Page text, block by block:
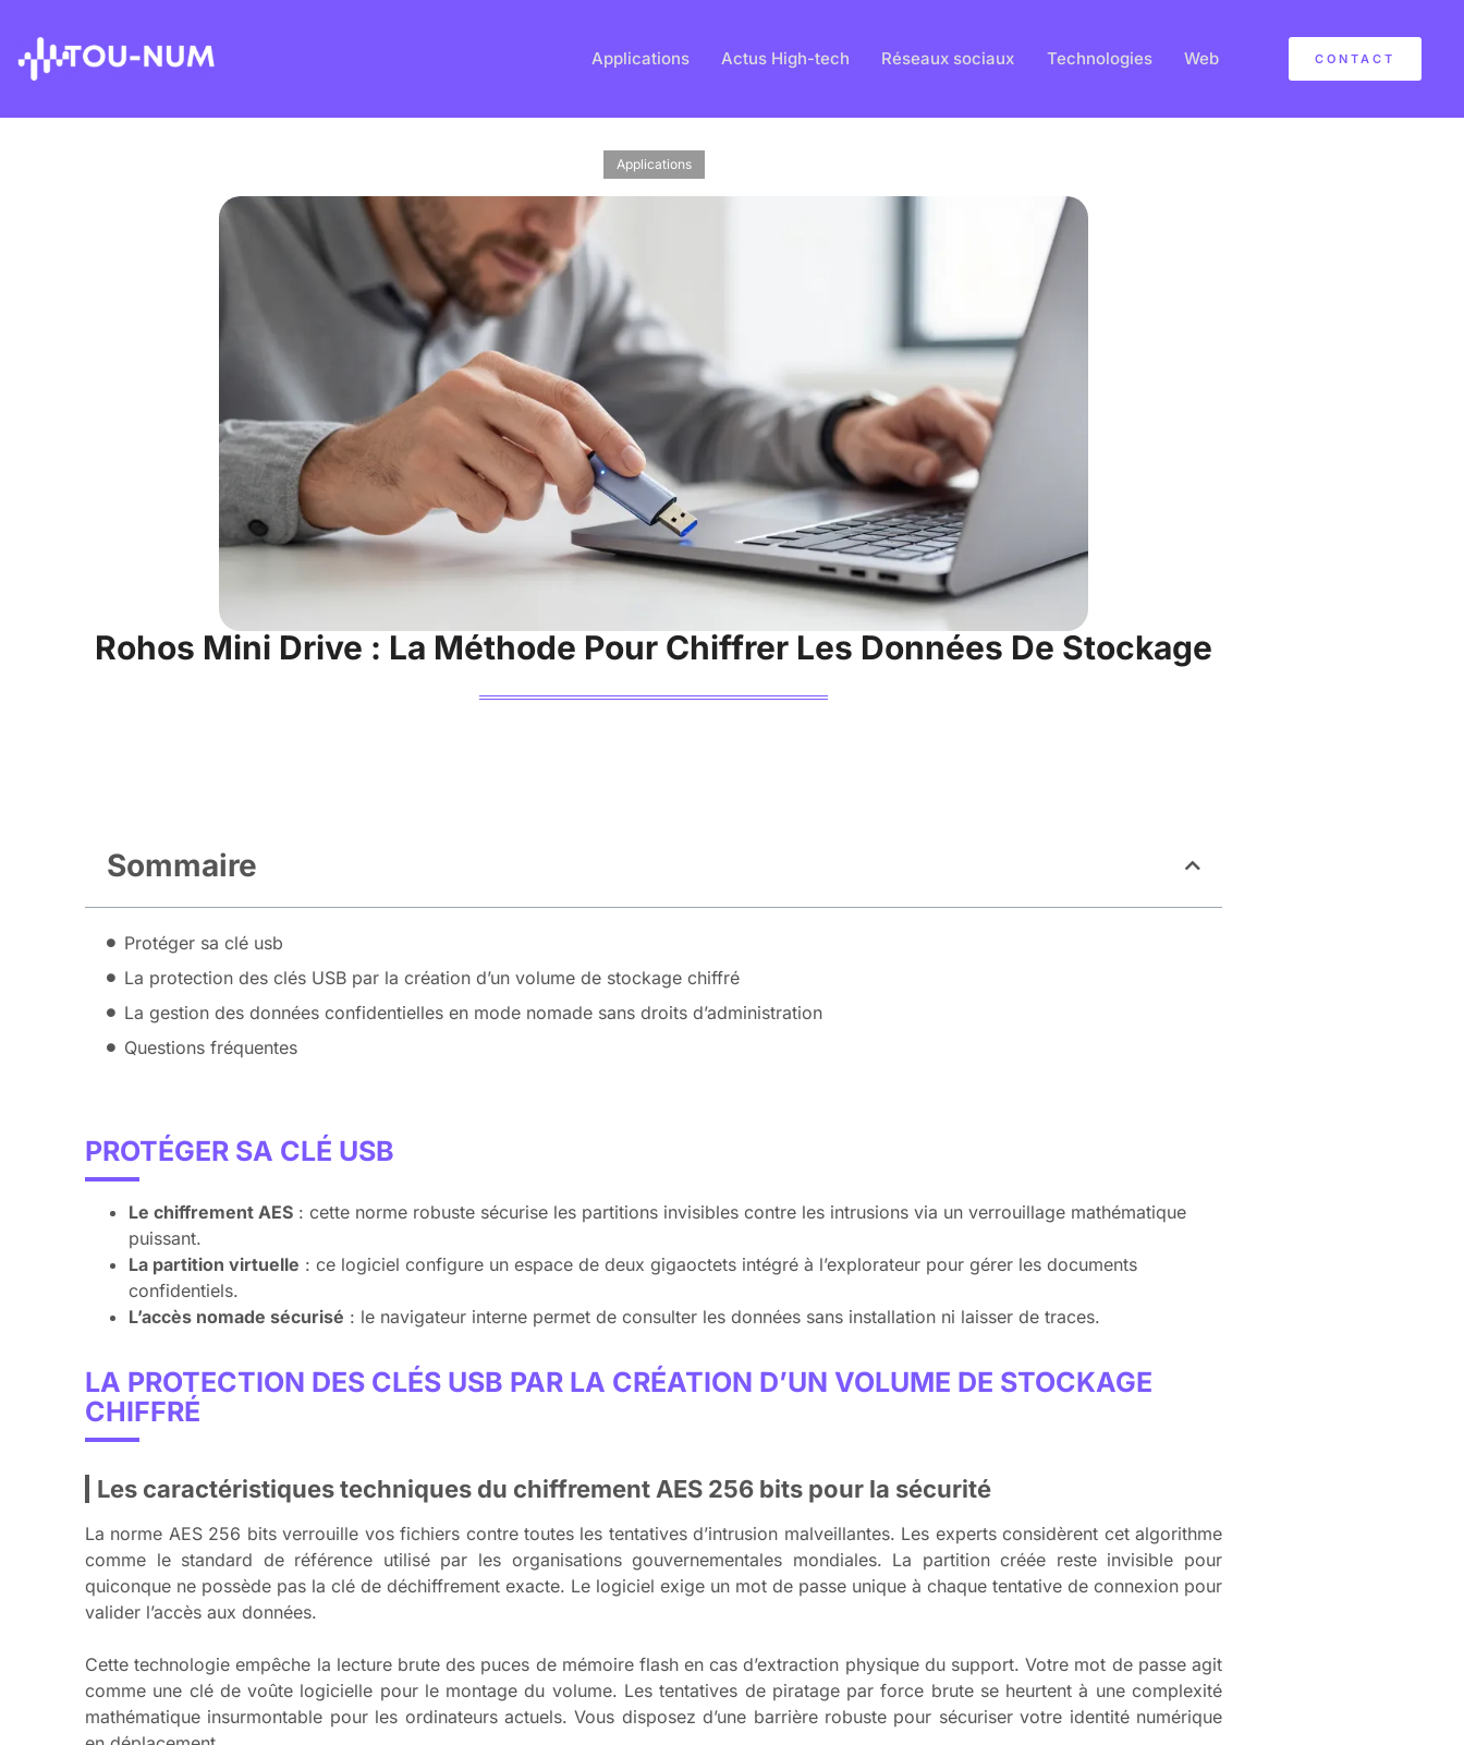
Applications Actus High-tech Réseaux sociaux Technologies Web CONTACT
Applications
Rohos Mini Drive : La Méthode Pour Chiffrer Les Données De Stockage
Sommaire
Protéger sa clé usb
La protection des clés USB par la création d’un volume de stockage chiffré
La gestion des données confidentielles en mode nomade sans droits d’administration
Questions fréquentes
PROTÉGER SA CLÉ USB
Le chiffrement AES : cette norme robuste sécurise les partitions invisibles contre les intrusions via un verrouillage mathématique
puissant.
La partition virtuelle : ce logiciel configure un espace de deux gigaoctets intégré à l’explorateur pour gérer les documents
confidentiels.
L’accès nomade sécurisé : le navigateur interne permet de consulter les données sans installation ni laisser de traces.
LA PROTECTION DES CLÉS USB PAR LA CRÉATION D’UN VOLUME DE STOCKAGE
CHIFFRÉ
Les caractéristiques techniques du chiffrement AES 256 bits pour la sécurité
La norme AES 256 bits verrouille vos fichiers contre toutes les tentatives d’intrusion malveillantes. Les experts considèrent cet algorithme
comme le standard de référence utilisé par les organisations gouvernementales mondiales. La partition créée reste invisible pour
quiconque ne possède pas la clé de déchiffrement exacte. Le logiciel exige un mot de passe unique à chaque tentative de connexion pour
valider l’accès aux données.
Cette technologie empêche la lecture brute des puces de mémoire flash en cas d’extraction physique du support. Votre mot de passe agit
comme une clé de voûte logicielle pour le montage du volume. Les tentatives de piratage par force brute se heurtent à une complexité
mathématique insurmontable pour les ordinateurs actuels. Vous disposez d’une barrière robuste pour sécuriser votre identité numérique